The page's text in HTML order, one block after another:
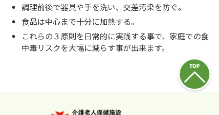
調理前後で器具や手を洗い、交差汚染を防ぐ。
食品は中心まで十分に加熱する。
これらの３原則を日常的に実践する事で、家庭での食
中毒リスクを大幅に減らす事が出来ます。